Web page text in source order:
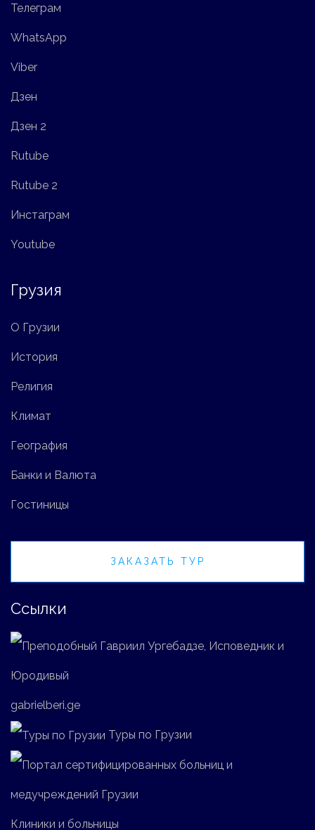
Телеграм
WhatsApp
Viber
Дзен
Дзен 2
Rutube
Rutube 2
Инстаграм
Youtube
Грузия
О Грузии
История
Религия
Климат
География
Банки и Валюта
Гостиницы
ЗАКАЗАТЬ ТУР
Ссылки
gabrielberi.ge
Туры по Грузии
Клиники и больницы